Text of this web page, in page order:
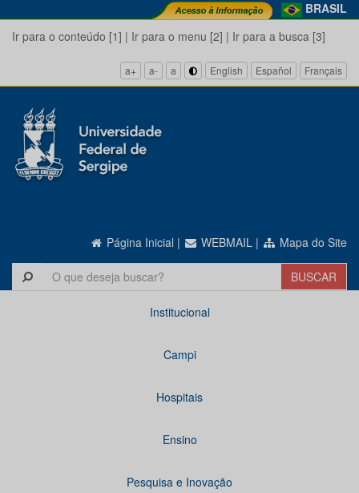
BRASIL
Ir para o conteúdo [1] | Ir para o menu [2] | Ir para a busca [3]
a+ a- a English Español Français
Página Inicial | WEBMAIL | Mapa do Site
Institucional
Campi
Hospitais
Ensino
Pesquisa e Inovação